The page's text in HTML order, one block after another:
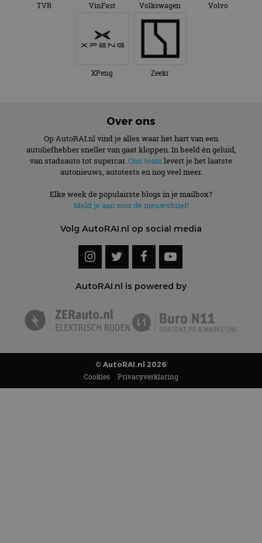
TVR VinFast Volkswagen Volvo
XPeng Zeekr
Over ons
Op AutoRAI.nl vind je alles waar het hart van een
autoliefhebber sneller van gaat kloppen. In beeld én geluid,
van stadsauto tot supercar. Ons teamlevert je het laatste
autonieuws, autotests en nog veel meer.
Elke week de populairste blogs in je mailbox?
Meld je aan voor de nieuwsbrief!
Volg AutoRAI.nl op social media
AutoRAI.nl is powered by
© AutoRAI.nl 2026
Cookies Privacyverklaring